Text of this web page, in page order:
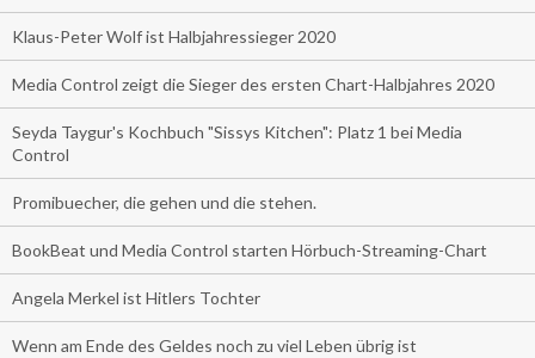
Klaus-Peter Wolf ist Halbjahressieger 2020
Media Control zeigt die Sieger des ersten Chart-Halbjahres 2020
Seyda Taygur's Kochbuch "Sissys Kitchen": Platz 1 bei Media
Control
Promibuecher, die gehen und die stehen.
BookBeat und Media Control starten Hörbuch-Streaming-Chart
Angela Merkel ist Hitlers Tochter
Wenn am Ende des Geldes noch zu viel Leben übrig ist